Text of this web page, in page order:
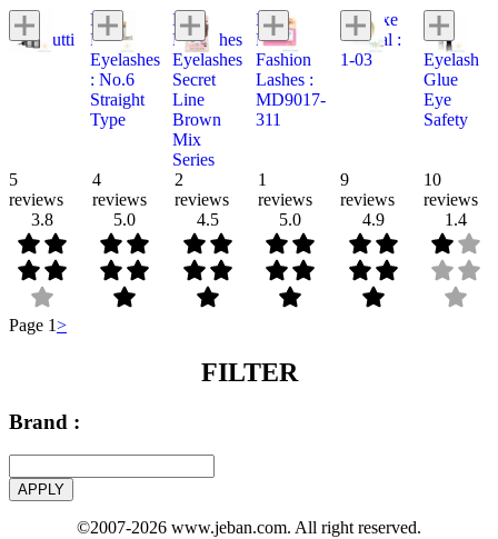
MTI
Eye Putti
5
reviews
3.8
Daiso
False
Eyelashes
: No.6
Straight
Type
4
reviews
5.0
D.UP
Eyelashes
Eyelashes
Secret
Line
Brown
Mix
Series
2
reviews
4.5
Mei
Linda
Fashion
Lashes :
MD9017-
311
1
reviews
5.0
Cosluxe
Natural :
1-03
9
reviews
4.9
Mei
Linda
Eyelash
Glue
Eye
Safety
10
reviews
1.4
Page 1>
FILTER
Brand :
APPLY
©2007-2026 www.jeban.com. All right reserved.